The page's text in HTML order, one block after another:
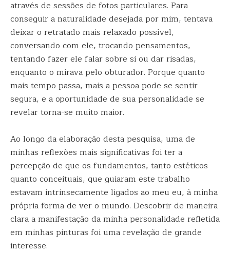
através de sessões de fotos particulares. Para
conseguir a naturalidade desejada por mim, tentava
deixar o retratado mais relaxado possível,
conversando com ele, trocando pensamentos,
tentando fazer ele falar sobre si ou dar risadas,
enquanto o mirava pelo obturador. Porque quanto
mais tempo passa, mais a pessoa pode se sentir
segura, e a oportunidade de sua personalidade se
revelar torna-se muito maior.
Ao longo da elaboração desta pesquisa, uma de
minhas reflexões mais significativas foi ter a
percepção de que os fundamentos, tanto estéticos
quanto conceituais, que guiaram este trabalho
estavam intrinsecamente ligados ao meu eu, à minha
própria forma de ver o mundo. Descobrir de maneira
clara a manifestação da minha personalidade refletida
em minhas pinturas foi uma revelação de grande
interesse.